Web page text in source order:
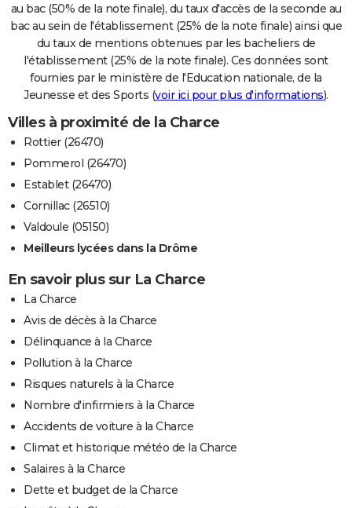
au bac (50% de la note finale), du taux d'accès de la seconde au
bac au sein de l'établissement (25% de la note finale) ainsi que
du taux de mentions obtenues par les bacheliers de
l'établissement (25% de la note finale). Ces données sont
fournies par le ministère de l'Education nationale, de la
Jeunesse et des Sports (voir ici pour plus d'informations).
Villes à proximité de la Charce
Rottier (26470)
Pommerol (26470)
Establet (26470)
Cornillac (26510)
Valdoule (05150)
Meilleurs lycées dans la Drôme
En savoir plus sur La Charce
La Charce
Avis de décès à la Charce
Délinquance à la Charce
Pollution à la Charce
Risques naturels à la Charce
Nombre d'infirmiers à la Charce
Accidents de voiture à la Charce
Climat et historique météo de la Charce
Salaires à la Charce
Dette et budget de la Charce